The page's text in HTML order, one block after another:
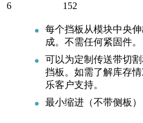
6
152
每个挡板从模块中央
成。不需任何紧固件。
可以为定制传送带切
挡板。如需了解库存
乐客户支持。
最小缩进（不带侧板）